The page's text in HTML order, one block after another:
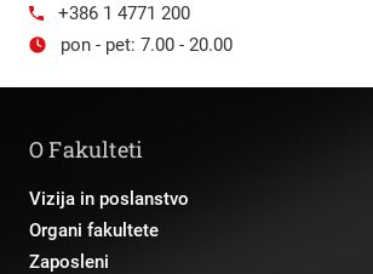
+386 1 4771 200
pon - pet: 7.00 - 20.00
O Fakulteti
Vizija in poslanstvo
Organi fakultete
Zaposleni